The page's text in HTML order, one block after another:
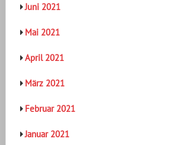
Juni 2021
Mai 2021
April 2021
März 2021
Februar 2021
Januar 2021